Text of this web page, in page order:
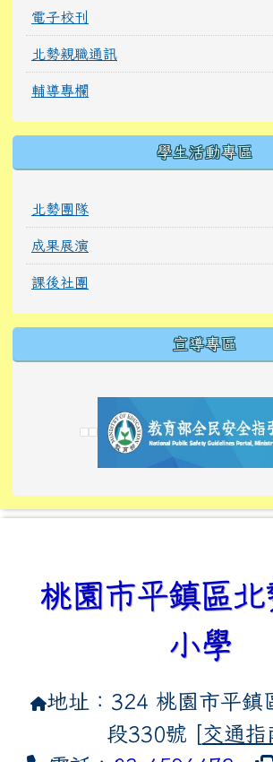
電子校刊
北勢親職通訊
輔導專欄
學生活動專區
北勢團隊
成果展演
課後社團
宣導專區
link to
link to
link to
link to
link to
link to
link to
link to
link to
link to
link to
桃園市平鎮區
小學
地址：324 桃園市平鎮
段330號 [交通指